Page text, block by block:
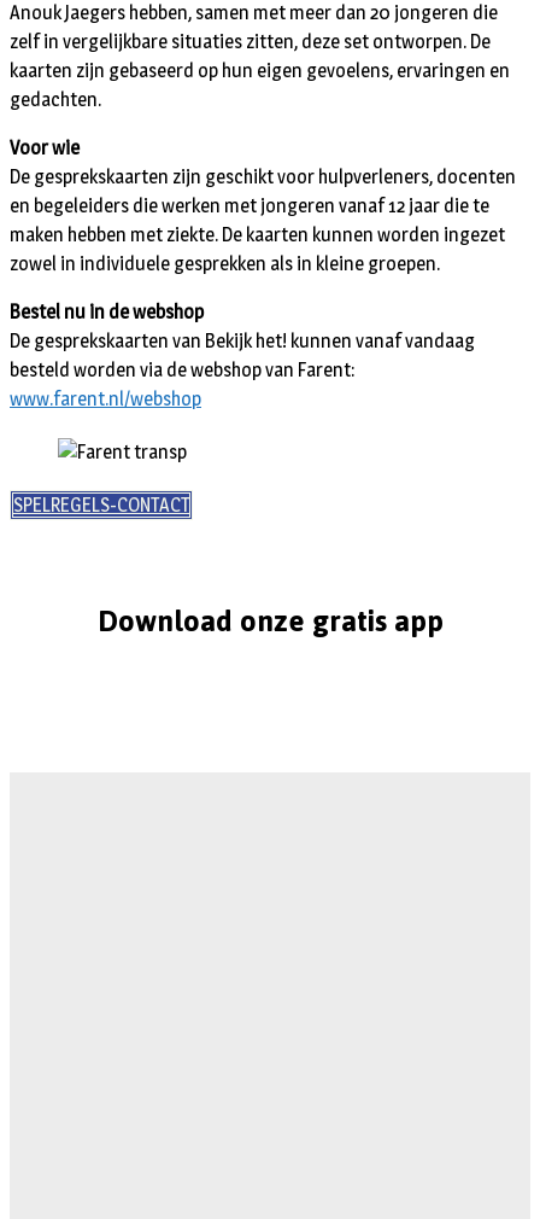
Anouk Jaegers hebben, samen met meer dan 20 jongeren die
zelf in vergelijkbare situaties zitten, deze set ontworpen. De
kaarten zijn gebaseerd op hun eigen gevoelens, ervaringen en
gedachten.
Voor wie
De gesprekskaarten zijn geschikt voor hulpverleners, docenten
en begeleiders die werken met jongeren vanaf 12 jaar die te
maken hebben met ziekte. De kaarten kunnen worden ingezet
zowel in individuele gesprekken als in kleine groepen.
Bestel nu in de webshop
De gesprekskaarten van Bekijk het! kunnen vanaf vandaag
besteld worden via de webshop van Farent:
www.farent.nl/webshop
SPELREGELS-CONTACT
Download onze gratis app